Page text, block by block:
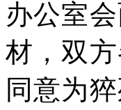
办公室
材，双
同意为